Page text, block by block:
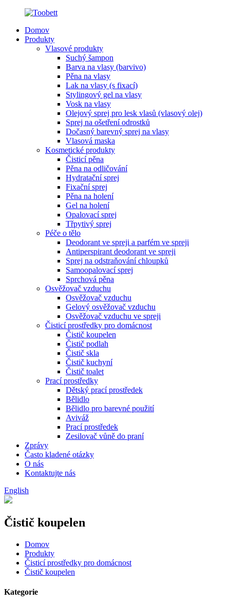
Domov
Produkty
Vlasové produkty
Suchý šampon
Barva na vlasy (barvivo)
Pěna na vlasy
Lak na vlasy (s fixací)
Stylingový gel na vlasy
Vosk na vlasy
Olejový sprej pro lesk vlasů (vlasový olej)
Sprej na ošetření odrostků
Dočasný barevný sprej na vlasy
Vlasová maska
Kosmetické produkty
Čisticí pěna
Pěna na odličování
Hydratační sprej
Fixační sprej
Pěna na holení
Gel na holení
Opalovací sprej
Třpytivý sprej
Péče o tělo
Deodorant ve spreji a parfém ve spreji
Antiperspirant deodorant ve spreji
Sprej na odstraňování chloupků
Samoopalovací sprej
Sprchová pěna
Osvěžovač vzduchu
Osvěžovač vzduchu
Gelový osvěžovač vzduchu
Osvěžovač vzduchu ve spreji
Čisticí prostředky pro domácnost
Čistič koupelen
Čistič podlah
Čistič skla
Čistič kuchyní
Čistič toalet
Prací prostředky
Dětský prací prostředek
Bělidlo
Bělidlo pro barevné použití
Aviváž
Prací prostředek
Zesilovač vůně do praní
Zprávy
Často kladené otázky
O nás
Kontaktujte nás
English
Čistič koupelen
Domov
Produkty
Čisticí prostředky pro domácnost
Čistič koupelen
Kategorie